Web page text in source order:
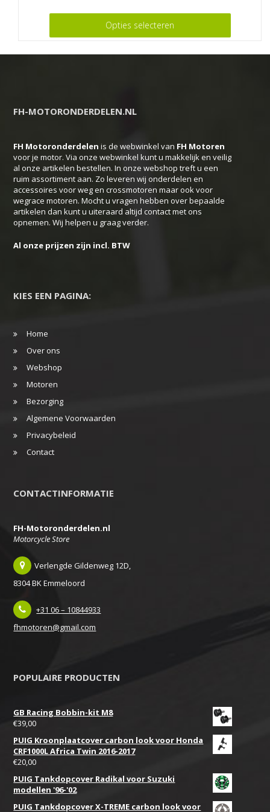
Opties selecteren
heeft
optie
gekozen
worden
op
de
productpagina
FH-MOTORONDERDELEN.NL
FH Motoronderdelen is de webwinkel van FH Motoren
voor je motor. Via onze webwinkel kunt u makkelijk en veilig
al onze artikelen bestellen. In onze webshop treft u een
ruim assortiment aan. Zo leveren wij onderdelen en
accessoires voor weg en crossmotoren maar ook voor
wegrace motoren. Mocht u vragen hebben over bepaalde
artikelen dan kunt u uiteraard altijd contact met ons
opnemen. Wij helpen u graag verder.
Al onze prijzen zijn incl. BTW
KIES EEN PAGINA:
Home
Over ons
Webshop
Motoren
Bezorging
Algemene Voorwaarden
Privacybeleid
Contact
CONTACTINFORMATIE
FH-Motoronderdelen.nl
Motorcycle Store
Verlengde Gildenweg 12D,
8304 BK Emmeloord
+31 06 – 10844933
fhmotoren@gmail.com
POPULAIRE PRODUCTEN
GB Racing Bobbin-kit M8
€39,00
PUIG Kroonplaatcover carbon look voor Honda
CRF1000L Africa Twin 2016-2017
€20,00
PUIG Tankdopcover Radikal voor Suzuki
modellen '96-'02
PUIG Tankdopcover X-TREME carbon look voor